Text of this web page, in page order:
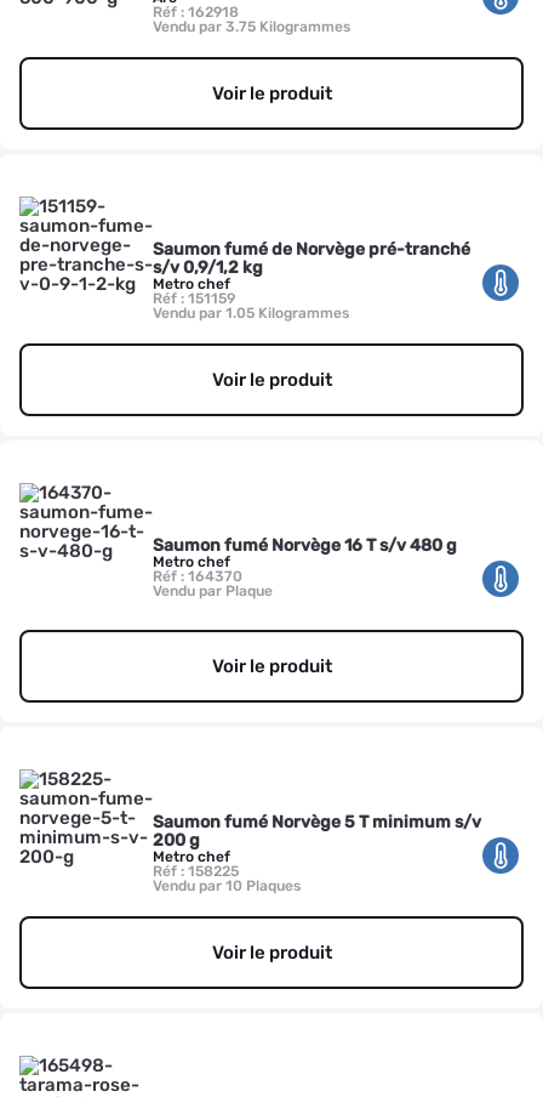
Réf : 162918
Vendu par 3.75 Kilogrammes
Voir le produit
Saumon fumé de Norvège pré-tranché
s/v 0,9/1,2 kg
Metro chef
Réf : 151159
Vendu par 1.05 Kilogrammes
Voir le produit
Saumon fumé Norvège 16 T s/v 480 g
Metro chef
Réf : 164370
Vendu par Plaque
Voir le produit
Saumon fumé Norvège 5 T minimum s/v
200 g
Metro chef
Réf : 158225
Vendu par 10 Plaques
Voir le produit